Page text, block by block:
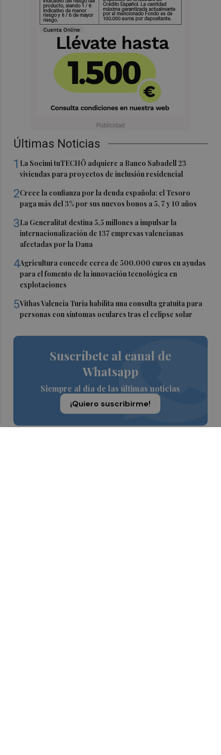
Últimas Noticias
1 La Socimi tuTECHÔ adquiere a Banco Sabadell 23
viviendas para proyectos de inclusión residencial
2Crece la confianza por la deuda española: el Tesoro
paga más del 3% por sus nuevos bonos a 5, 7 y 10 años
3La Generalitat destina 5,5 millones a impulsar la
internacionalización de 137 empresas valencianas
afectadas por la Dana
4Agricultura concede cerca de 500.000 euros en ayudas
para el fomento de la innovación tecnológica en
explotaciones
5Vithas Valencia Turia habilita una consulta gratuita para
personas con síntomas oculares tras el eclipse solar
Suscríbete al canal de
Whatsapp
Siempre al día de las últimas noticias
¡Quiero suscribirme!